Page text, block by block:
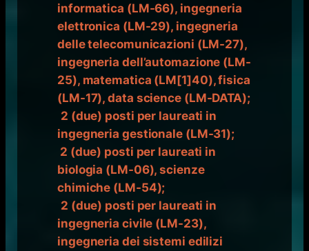
informatica (LM-66), ingegneria
elettronica (LM-29), ingegneria
delle telecomunicazioni (LM-27),
ingegneria dell’automazione (LM-
25), matematica (LM[1]40), fisica
(LM-17), data science (LM-DATA);
2 (due) posti per laureati in
ingegneria gestionale (LM-31);
2 (due) posti per laureati in
biologia (LM-06), scienze
chimiche (LM-54);
2 (due) posti per laureati in
ingegneria civile (LM-23),
ingegneria dei sistemi edilizi